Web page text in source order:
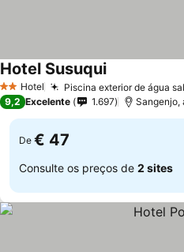
2 Estrelas
Hotel Piscina exterior de água
Hotel Susuqui
9,2 Excelente 1.697 Sangenjo,
De € 47
Consulte os preços de 2 sites